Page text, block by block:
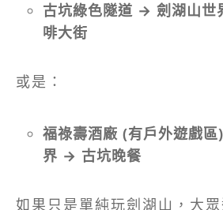
古坑綠色隧道 → 劍湖山
啡大街
或是：
福祿壽酒廠 (有戶外遊戲
界 → 古坑晚餐
如果只是單純玩劍湖山，大眾